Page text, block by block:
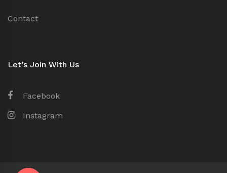
Contact
Let’s Join With Us
Facebook
Instagram